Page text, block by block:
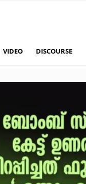
VIDEO DISCOURSE